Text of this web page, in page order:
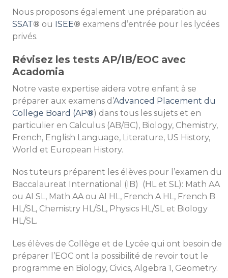
Nous proposons également une préparation au
SSAT® ou ISEE® examens d’entrée pour les lycées
privés.
Révisez les tests AP/IB/EOC avec
Acadomia
Notre vaste expertise aidera votre enfant à se
préparer aux examens d’Advanced Placement du
College Board (AP®) dans tous les sujets et en
particulier en Calculus (AB/BC), Biology, Chemistry,
French, English Language, Literature, US History,
World et European History.
Nos tuteurs préparent les élèves pour l’examen du
Baccalaureat International (IB) (HL et SL): Math AA
ou AI SL, Math AA ou AI HL, French A HL, French B
HL/SL, Chemistry HL/SL, Physics HL/SL et Biology
HL/SL.
Les élèves de Collège et de Lycée qui ont besoin de
préparer l’EOC ont la possibilité de revoir tout le
programme en Biology, Civics, Algebra 1, Geometry.